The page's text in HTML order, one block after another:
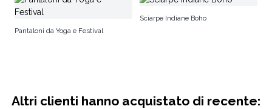
Pantaloni da Yoga e Festival
Sciarpe Indiane Boho
Altri clienti hanno acquistato di recente: